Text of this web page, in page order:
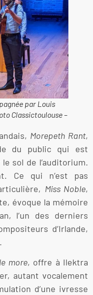
par Louis
Classictoulouse –
Morepeth Rant,
du public qui est
sol de l’auditorium.
Ce qui n’est pas
Miss Noble,
évoque la mémoire
l’un des derniers
d’Irlande,
more, offre à Ilektra
autant vocalement
d’une ivresse